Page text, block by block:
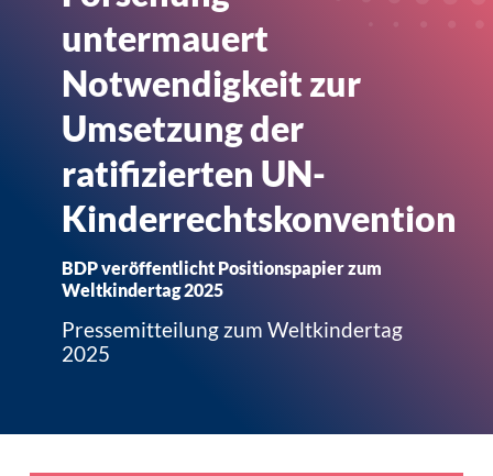
untermauert
Notwendigkeit zur
Umsetzung der
ratifizierten UN-
Kinderrechtskonvention
BDP veröffentlicht Positionspapier zum
Weltkindertag 2025
Pressemitteilung zum Weltkindertag
2025